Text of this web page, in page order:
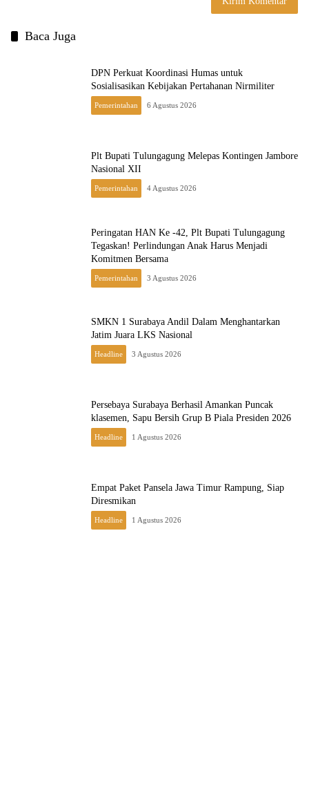
Baca Juga
DPN Perkuat Koordinasi Humas untuk
Sosialisasikan Kebijakan Pertahanan Nirmiliter
Pemerintahan 6 Agustus 2026
Plt Bupati Tulungagung Melepas Kontingen Jambore
Nasional XII
Pemerintahan 4 Agustus 2026
Peringatan HAN Ke -42, Plt Bupati Tulungagung
Tegaskan! Perlindungan Anak Harus Menjadi
Komitmen Bersama
Pemerintahan 3 Agustus 2026
SMKN 1 Surabaya Andil Dalam Menghantarkan
Jatim Juara LKS Nasional
Headline 3 Agustus 2026
Persebaya Surabaya Berhasil Amankan Puncak
klasemen, Sapu Bersih Grup B Piala Presiden 2026
Headline 1 Agustus 2026
Empat Paket Pansela Jawa Timur Rampung, Siap
Diresmikan
Headline 1 Agustus 2026